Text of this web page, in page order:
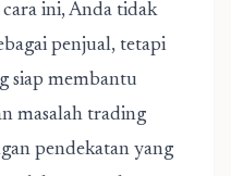
ini, Anda tidak
penjual, tetapi
siap membantu
masalah trading
pendekatan yang